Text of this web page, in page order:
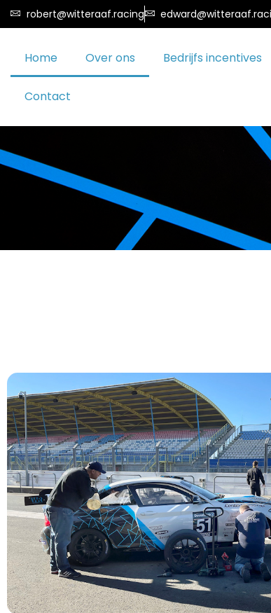
robert@witteraaf.racing
Home Over ons Bedrijfs incentives
Contact